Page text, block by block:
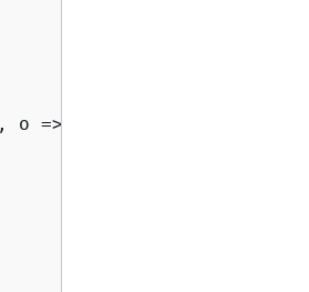
o =>